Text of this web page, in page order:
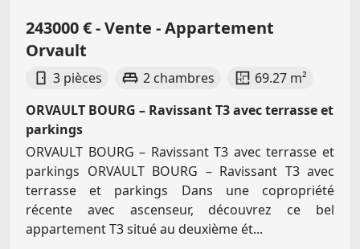
243000 € - Vente - Appartement
Orvault
3 pièces 2 chambres
69.27 m²
ORVAULT BOURG – Ravissant T3 avec terrasse et
parkings
ORVAULT BOURG – Ravissant T3 avec terrasse et
parkings ORVAULT BOURG – Ravissant T3 avec
terrasse et parkings Dans une copropriété
récente avec ascenseur, découvrez ce bel
appartement T3 situé au deuxième ét...